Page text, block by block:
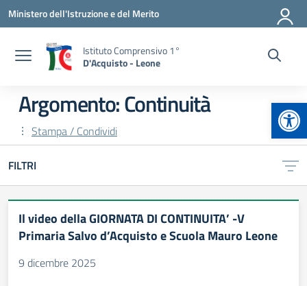
Vai ai contenuti
Vai al menu di navigazione
Vai al footer
Ministero dell'Istruzione e del Merito
Istituto Comprensivo 1°
D'Acquisto - Leone
Argomento: Continuità
Stampa / Condividi
FILTRI
Il video della GIORNATA DI CONTINUITA’ -V
Primaria Salvo d’Acquisto e Scuola Mauro Leone
9 dicembre 2025